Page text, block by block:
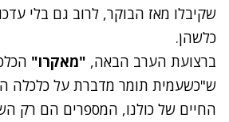
שקיבלו מאז הבוקר, לרוב גם בלי
כלשהן.
ברצועת הערב הבאה, "מאקרו"
ש"כשעמית תומר מדברת על כלכלה
החיים של כולנו, המספרים הם רק